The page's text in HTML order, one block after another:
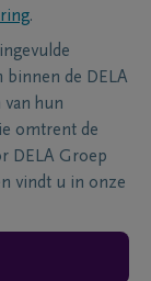
.
binnen de DELA
hun
omtrent de
DELA Groep
vindt u in onze